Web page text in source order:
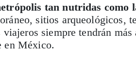
tan nutridas como
sitios arqueológicos,
siempre tendrán
en México.